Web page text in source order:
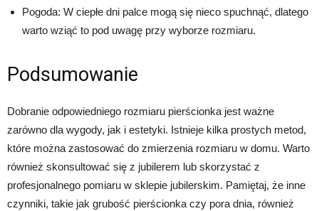
Pogoda: W ciepłe dni palce mogą się nieco spuchnąć, dlatego
warto wziąć to pod uwagę przy wyborze rozmiaru.
Podsumowanie
Dobranie odpowiedniego rozmiaru pierścionka jest ważne
zarówno dla wygody, jak i estetyki. Istnieje kilka prostych metod,
które można zastosować do zmierzenia rozmiaru w domu. Warto
również skonsultować się z jubilerem lub skorzystać z
profesjonalnego pomiaru w sklepie jubilerskim. Pamiętaj, że inne
czynniki, takie jak grubość pierścionka czy pora dnia, również